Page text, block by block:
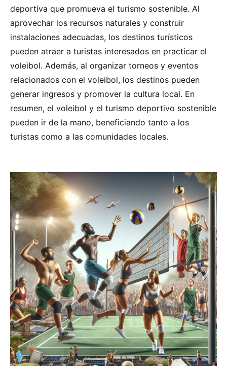
deportiva que promueva el turismo sostenible. Al
aprovechar los recursos naturales y construir
instalaciones adecuadas, los destinos turísticos
pueden atraer a turistas interesados en practicar el
voleibol. Además, al organizar torneos y eventos
relacionados con el voleibol, los destinos pueden
generar ingresos y promover la cultura local. En
resumen, el voleibol y el turismo deportivo sostenible
pueden ir de la mano, beneficiando tanto a los
turistas como a las comunidades locales.